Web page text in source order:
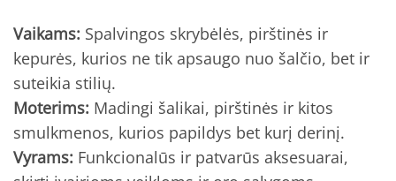
Vaikams: Spalvingos skrybėlės, pirštinės ir
kepurės, kurios ne tik apsaugo nuo šalčio, bet ir
suteikia stilių.
Moterims: Madingi šalikai, pirštinės ir kitos
smulkmenos, kurios papildys bet kurį derinį.
Vyrams: Funkcionalūs ir patvarūs aksesuarai,